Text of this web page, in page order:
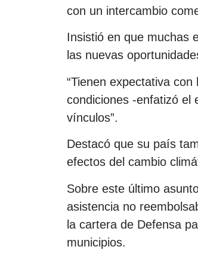
con un intercambio
Insistió en que muchas
las nuevas
“Tienen expectativa
condiciones -enfatizó el
vínculos”.
Destacó que su país
efectos del cambio
Sobre este último
asistencia no
la cartera de Defensa
municipios.